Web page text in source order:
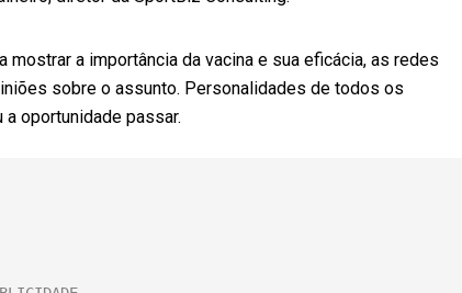
mostrar a importância da vacina e sua eficácia, as redes
sobre o assunto. Personalidades de todos os
oportunidade passar.